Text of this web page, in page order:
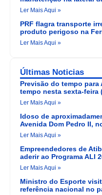
Ler Mais Aqui »
PRF flagra transporte
produto perigoso na
Ler Mais Aqui »
Últimas Noticias
Previsão do tempo
tempo nesta sexta-feira
Ler Mais Aqui »
Idoso de
Avenida Dom Pedro II,
Ler Mais Aqui »
Empreendedores de
aderir ao Programa ALI
Ler Mais Aqui »
Ministro do Esporte
referência nacional no